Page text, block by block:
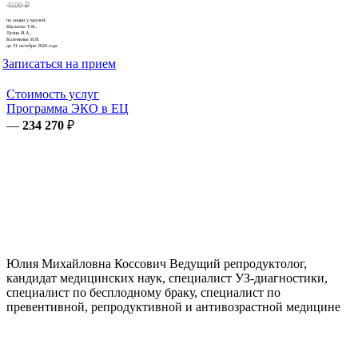
4500 ₽
по акции у врачей:
Шалаева Т.И.,
Лучин И.А.,
Коленкина И.В.
до 31 октября 2026 года
Записаться на прием
Стоимость услуг
Программа ЭКО в ЕЦ
— 234 270 ₽
Юлия Михайловна Коссович Ведущий репродуктолог,
кандидат медицинских наук, специалист УЗ-диагностики,
специалист по бесплодному браку, специалист по
превентивной, репродуктивной и антивозрастной медицине